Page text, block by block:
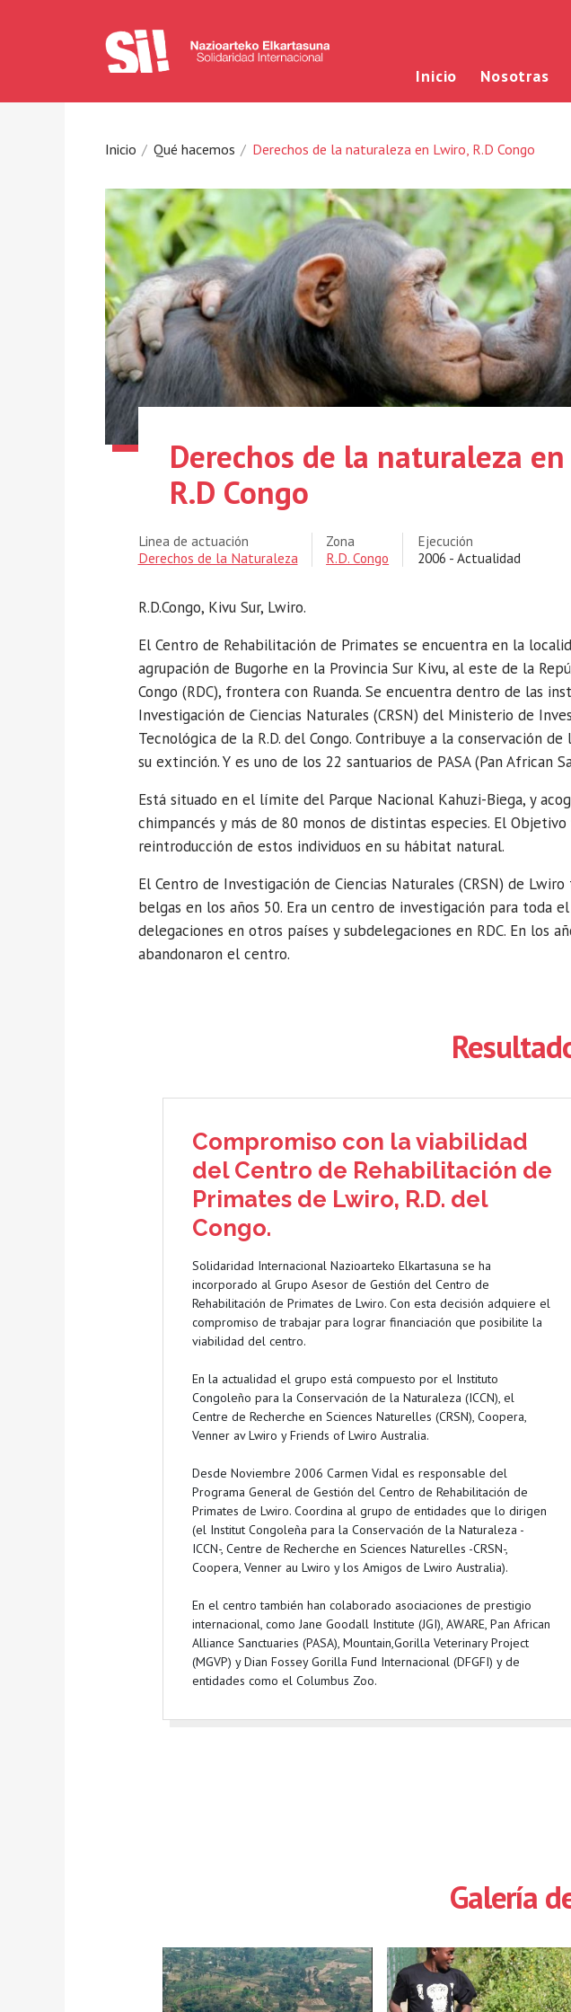
Inicio Nosotras
Inicio Qué hacemos Derechos de la naturaleza en Lwiro, R.D Congo
Derechos de la naturaleza
R.D Congo
Linea de actuación
Derechos de la Naturaleza
Zona
R.D. Congo
Ejecución
2006 - Actualidad
R.D.Congo, Kivu Sur, Lwiro.
El Centro de Rehabilitación de Primates se encuentra en la
agrupación de Bugorhe en la Provincia Sur Kivu, al este de la
Congo (RDC), frontera con Ruanda. Se encuentra dentro de las
Investigación de Ciencias Naturales (CRSN) del Ministerio de
Tecnológica de la R.D. del Congo. Contribuye a la conservación
su extinción. Y es uno de los 22 santuarios de PASA (Pan African
Está situado en el límite del Parque Nacional Kahuzi-Biega, y
chimpancés y más de 80 monos de distintas especies. El
reintroducción de estos individuos en su hábitat natural.
El Centro de Investigación de Ciencias Naturales (CRSN) de
belgas en los años 50. Era un centro de investigación para toda
delegaciones en otros países y subdelegaciones en RDC. En los
abandonaron el centro.
Compromiso con la viabilidad
del Centro de Rehabilitación de
Primates de Lwiro, R.D. del
Congo.
Solidaridad Internacional Nazioarteko Elkartasuna se ha
incorporado al Grupo Asesor de Gestión del Centro de
Rehabilitación de Primates de Lwiro. Con esta decisión adquiere el
compromiso de trabajar para lograr financiación que posibilite la
viabilidad del centro.
En la actualidad el grupo está compuesto por el Instituto
Congoleño para la Conservación de la Naturaleza (ICCN), el
Centre de Recherche en Sciences Naturelles (CRSN), Coopera,
Venner av Lwiro y Friends of Lwiro Australia.
Desde Noviembre 2006 Carmen Vidal es responsable del
Programa General de Gestión del Centro de Rehabilitación de
Primates de Lwiro. Coordina al grupo de entidades que lo dirigen
(el Institut Congoleña para la Conservación de la Naturaleza -
ICCN-, Centre de Recherche en Sciences Naturelles -CRSN-,
Coopera, Venner au Lwiro y los Amigos de Lwiro Australia).
En el centro también han colaborado asociaciones de prestigio
internacional, como Jane Goodall Institute (JGI), AWARE, Pan African
Alliance Sanctuaries (PASA), Mountain,Gorilla Veterinary Project
(MGVP) y Dian Fossey Gorilla Fund Internacional (DFGFI) y de
entidades como el Columbus Zoo.
Galería